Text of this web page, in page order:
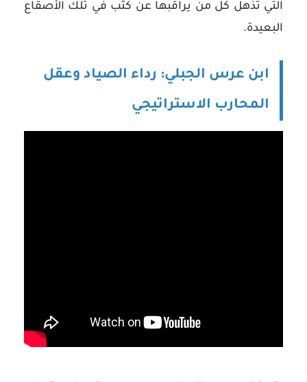
التي تذهل كل من يراقبها عن كثب في تلك الأصقاع
البعيدة.
ابن عرس الجبلي: رداء الصياد وعقل
المحارب الاستراتيجي